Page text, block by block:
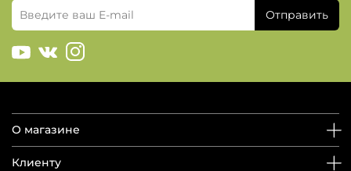
Отправить
О магазине
Клиенту